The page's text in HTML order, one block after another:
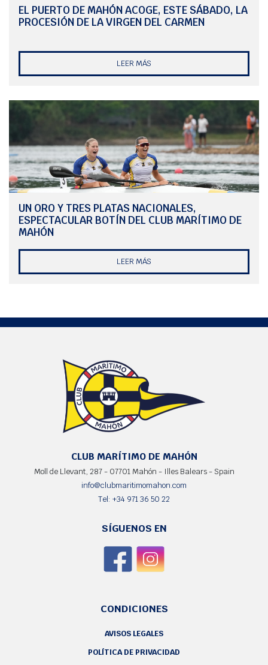
positiva, y más para encarar la próxima cita, los Selectivos
Nacionales de Pista, uno de los objetivos principales de la
EL PUERTO DE MAHÓN ACOGE, ESTE SÁBADO, LA
PROCESIÓN DE LA VIRGEN DEL CARMEN
LEER MÁS
UN ORO Y TRES PLATAS NACIONALES,
ESPECTACULAR BOTÍN DEL CLUB MARÍTIMO DE
MAHÓN
LEER MÁS
CLUB MARÍTIMO DE MAHÓN
Moll de Llevant, 287 - 07701 Mahón - Illes Balears - Spain
info@clubmaritimomahon.com
Tel: +34 971 36 50 22
SÍGUENOS EN
CONDICIONES
AVISOS LEGALES
POLÍTICA DE PRIVACIDAD